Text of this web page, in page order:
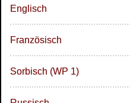
Englisch
Französisch
Sorbisch (WP 1)